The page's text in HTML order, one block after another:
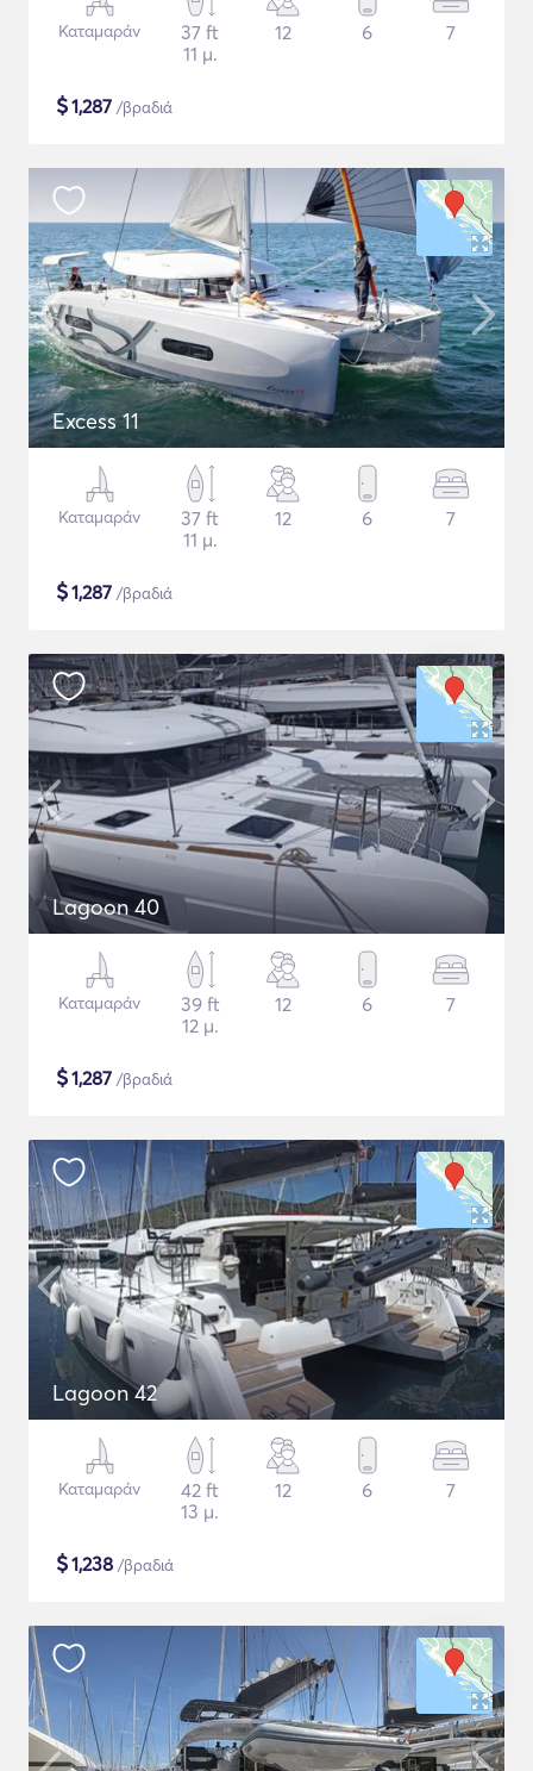
Καταμαράν
37 ft
11 μ.
12 6 7
$1,287 /βραδιά
Excess 11
Καταμαράν
37 ft
11 μ.
12 6 7
$1,287 /βραδιά
Lagoon 40
Καταμαράν
39 ft
12 μ.
12 6 7
$1,287 /βραδιά
Lagoon 42
Καταμαράν
42 ft
13 μ.
12 6 7
$1,238 /βραδιά